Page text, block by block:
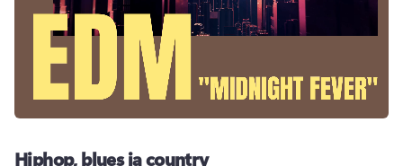
Hiphop, blues ja country